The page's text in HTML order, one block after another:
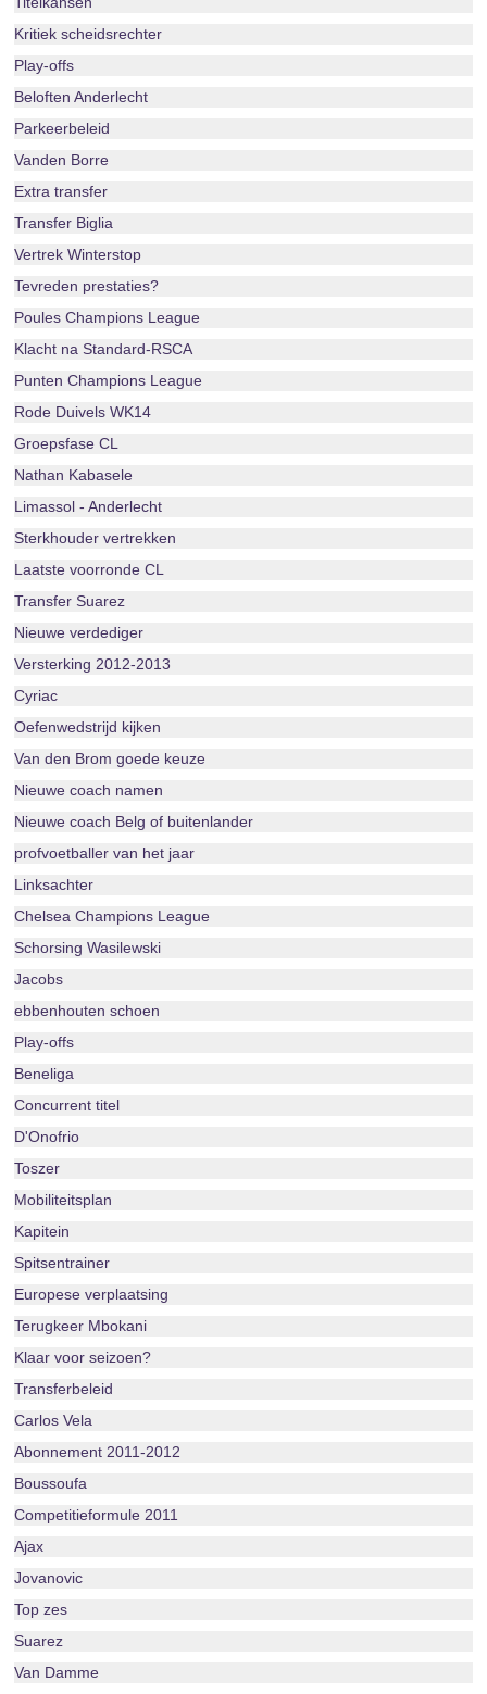
Kritiek scheidsrechter
Play-offs
Beloften Anderlecht
Parkeerbeleid
Vanden Borre
Extra transfer
Transfer Biglia
Vertrek Winterstop
Tevreden prestaties?
Poules Champions League
Klacht na Standard-RSCA
Punten Champions League
Rode Duivels WK14
Groepsfase CL
Nathan Kabasele
Limassol - Anderlecht
Sterkhouder vertrekken
Laatste voorronde CL
Transfer Suarez
Nieuwe verdediger
Versterking 2012-2013
Cyriac
Oefenwedstrijd kijken
Van den Brom goede keuze
Nieuwe coach namen
Nieuwe coach Belg of buitenlander
profvoetballer van het jaar
Linksachter
Chelsea Champions League
Schorsing Wasilewski
Jacobs
ebbenhouten schoen
Play-offs
Beneliga
Concurrent titel
D'Onofrio
Toszer
Mobiliteitsplan
Kapitein
Spitsentrainer
Europese verplaatsing
Terugkeer Mbokani
Klaar voor seizoen?
Transferbeleid
Carlos Vela
Abonnement 2011-2012
Boussoufa
Competitieformule 2011
Ajax
Jovanovic
Top zes
Suarez
Van Damme